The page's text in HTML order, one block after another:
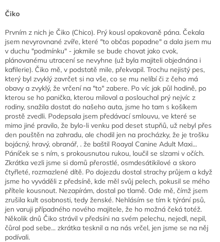
Čiko
Prvním z nich je Čiko (Chico). Prý kousl opakovaně pána. Čekala
jsem nevyrovnané zvíře, které "to občas popadne" a dala jsem mu
v duchu "podmínku" - jakmile se bude chovat jako cvok,
plánovanému utracení se nevyhne (už byla majiteli objednána i
kafilerie). Čiko mě, v podstatě mile, překvapil. Trochu nejistý pes,
který byl zvyklý zavrčet si na vše, co se mu nelíbí či z čeho má
obavy a zvyklý, že vrčení na "to" zabere. Po víc jak půl hodině, po
kterou se ho panička, kterou miloval a poslouchal prý nejvíc z
rodiny, snažila dostat do našeho auta, jsme ho tam s košíkem
prostě zvedli. Podepsala jsem předávací smlouvu, ve které se
mimo jiné pravilo, že bylo-li venku pod deset stupňů, už nebyl přes
den pouštěn na zahradu, ale chodil jen na procházky, že je trošku
bojácný, hravý, obranář, . že baštil Roayal Canine Adult Maxi...
Páníček se s ním, s prokousnutou rukou, loučil se slzami v očích.
Zkrátka vezli jsme si domů přerostlé, osmdesátikilové a skoro
čtyřleté, rozmazlené dítě. Po dojezdu dostal strachy průjem a když
jsme ho vyváděli z předsíně, kde měl svůj pelech, pokusil se mého
přítele kousnout. Nezapírám, dostal po tlamě. Ode mě, čímž jsem
zrušila kult osobnosti, tedy ženské. Nehlásím se tím k týrání psů,
jen varuji případného nového majitele, že ho možná čeká totéž.
Několik dnů Čiko strávil v předsíni na svém pelechu, nejedl, nepil,
čůral pod sebe... zkrátka tesknil a na nás vrčel, jen jsme se na něj
podívali.